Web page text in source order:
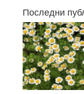
Последни